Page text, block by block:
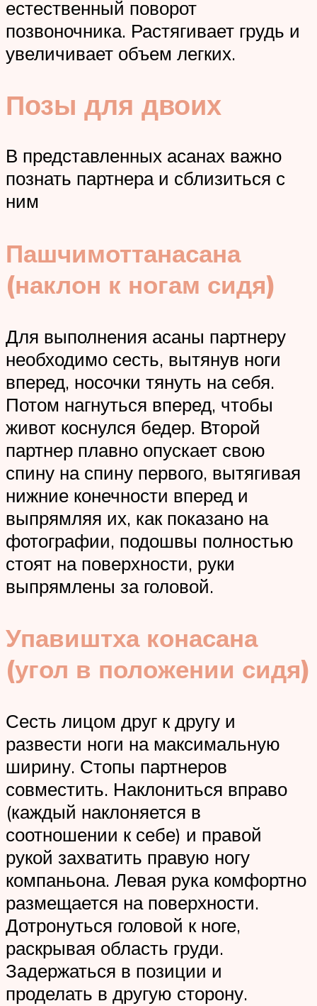
естественный поворот
позвоночника. Растягивает грудь и
увеличивает объем легких.
Позы для двоих
В представленных асанах важно
познать партнера и сблизиться с
ним
Пашчимоттанасана
(наклон к ногам сидя)
Для выполнения асаны партнеру
необходимо сесть, вытянув ноги
вперед, носочки тянуть на себя.
Потом нагнуться вперед, чтобы
живот коснулся бедер. Второй
партнер плавно опускает свою
спину на спину первого, вытягивая
нижние конечности вперед и
выпрямляя их, как показано на
фотографии, подошвы полностью
стоят на поверхности, руки
выпрямлены за головой.
Упавиштха конасана
(угол в положении сидя)
Сесть лицом друг к другу и
развести ноги на максимальную
ширину. Стопы партнеров
совместить. Наклониться вправо
(каждый наклоняется в
соотношении к себе) и правой
рукой захватить правую ногу
компаньона. Левая рука комфортно
размещается на поверхности.
Дотронуться головой к ноге,
раскрывая область груди.
Задержаться в позиции и
проделать в другую сторону.